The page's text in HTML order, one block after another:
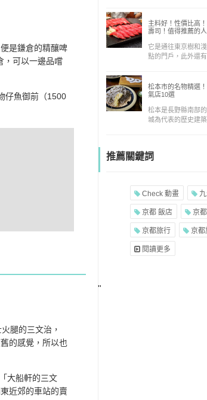
是鎌倉的精釀啤
，可以一邊品嚐
仔魚御前（1500
腿的三文治，
的感覺，所以也
大船軒的三文
近郊的車站的賣
主料好！性價比高
壽司！值得推薦的人
它是通往東京樹和
點的門戶，此外還有
松本市的名物精選
氣店10選
松本是長野縣南部
城為代表的歷史建築
推薦關鍵詞
Check 動畫
京都 飯店 京
京都旅行 京都
閱讀更多
"